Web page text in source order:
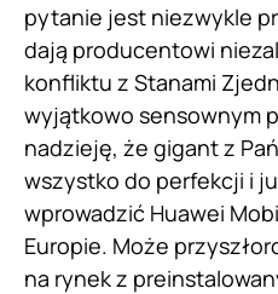
pytanie jest niezwykle
dają producentowi
konfliktu z Stanami
wyjątkowo sensownym
nadzieję, że gigant z
wszystko do perfekcji i
wprowadzić Huawei
Europie. Może
na rynek z